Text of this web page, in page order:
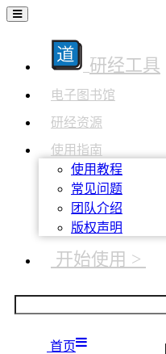
研经工具
电子图书馆
研经资源
使用指南
使用教程
常见问题
团队介绍
版权声明
开始使用 >
首页